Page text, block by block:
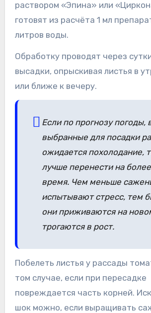
раствором «Эпина» или
готовят из расчёта 1 мл
литров воды.
Обработку проводят через
высадки, опрыскивая листья в
или ближе к вечеру.
Если по прогнозу погоды,
выбранные для посадки
ожидается похолодание,
лучше перенести на
время. Чем меньше
испытывают стресс, тем
они приживаются на
трогаются в рост.
Побелеть листья у рассады
том случае, если при пересадке
повреждается часть корней.
шок можно, если выращивать